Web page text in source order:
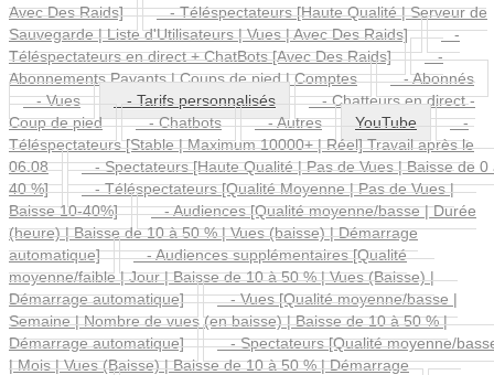
Avec Des Raids]
- Téléspectateurs [Haute Qualité | Serveur de
Sauvegarde | Liste d'Utilisateurs | Vues | Avec Des Raids]
-
Téléspectateurs en direct + ChatBots [Avec Des Raids]
-
Abonnements Payants | Coups de pied | Comptes
- Abonnés
- Vues
- Tarifs personnalisés
- Chatteurs en direct -
Coup de pied
- Chatbots - Autres YouTube
-
Téléspectateurs [Stable | Maximum 10000+ | Réel] Travail après le
06.08
- Spectateurs [Haute Qualité | Pas de Vues | Baisse de 0
40 %]
- Téléspectateurs [Qualité Moyenne | Pas de Vues |
Baisse 10-40%]
- Audiences [Qualité moyenne/basse | Durée
(heure) | Baisse de 10 à 50 % | Vues (baisse) | Démarrage
automatique]
- Audiences supplémentaires [Qualité
moyenne/faible | Jour | Baisse de 10 à 50 % | Vues (Baisse) |
Démarrage automatique]
- Vues [Qualité moyenne/basse |
Semaine | Nombre de vues (en baisse) | Baisse de 10 à 50 % |
Démarrage automatique]
- Spectateurs [Qualité moyenne/
| Mois | Vues (Baisse) | Baisse de 10 à 50 % | Démarrage